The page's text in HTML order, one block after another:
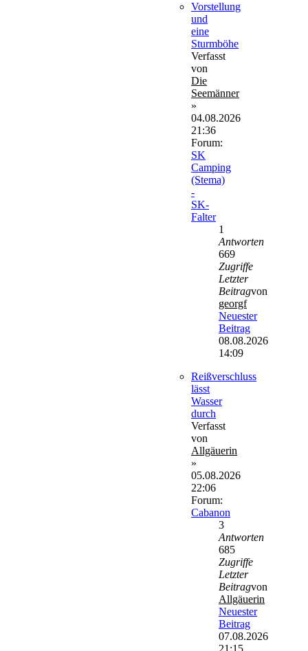
Vorstellung
und
eine
Sturmböhe
Verfasst
von
Die
Seemänner
»
04.08.2026
21:36
Forum:
SK
Camping
(Stema)
-
SK-
Falter
1
Antworten
669
Zugriffe
Letzter
Beitragvon
georgf
Neuester
Beitrag
08.08.2026
14:09
Reißverschluss
lässt
Wasser
durch
Verfasst
von
Allgäuerin
»
05.08.2026
22:06
Forum:
Cabanon
3
Antworten
685
Zugriffe
Letzter
Beitragvon
Allgäuerin
Neuester
Beitrag
07.08.2026